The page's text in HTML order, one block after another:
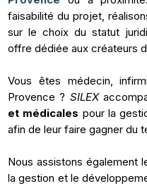
faisabilité du projet,
sur le choix du statut
offre dédiée aux créateurs
Vous êtes médecin,
Provence ? SILEX
et médicales pour la
afin de leur faire gagner du
Nous assistons également
la gestion et le